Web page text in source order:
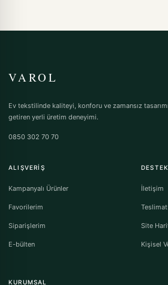
VAROL
Ev tekstilinde kaliteyi, konforu ve zamansız
getiren yerli üretim deneyimi.
0850 302 70 70
ALIŞVERIŞ
Kampanyalı Ürünler
Favorilerim
Siparişlerim
E-bülten
DESTEK
İletişim
Site
Kişisel
KURUMSAL